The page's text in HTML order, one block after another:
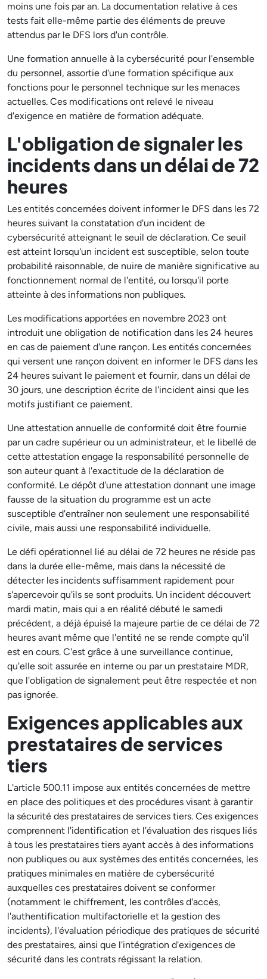
moins une fois par an. La documentation relative à ces
tests fait elle-même partie des éléments de preuve
attendus par le DFS lors d'un contrôle.
Une formation annuelle à la cybersécurité pour l'ensemble
du personnel, assortie d'une formation spécifique aux
fonctions pour le personnel technique sur les menaces
actuelles. Ces modifications ont relevé le niveau
d'exigence en matière de formation adéquate.
L'obligation de signaler les
incidents dans un délai de 72
heures
Les entités concernées doivent informer le DFS dans les 72
heures suivant la constatation d'un incident de
cybersécurité atteignant le seuil de déclaration. Ce seuil
est atteint lorsqu'un incident est susceptible, selon toute
probabilité raisonnable, de nuire de manière significative au
fonctionnement normal de l'entité, ou lorsqu'il porte
atteinte à des informations non publiques.
Les modifications apportées en novembre 2023 ont
introduit une obligation de notification dans les 24 heures
en cas de paiement d'une rançon. Les entités concernées
qui versent une rançon doivent en informer le DFS dans les
24 heures suivant le paiement et fournir, dans un délai de
30 jours, une description écrite de l'incident ainsi que les
motifs justifiant ce paiement.
Une attestation annuelle de conformité doit être fournie
par un cadre supérieur ou un administrateur, et le libellé de
cette attestation engage la responsabilité personnelle de
son auteur quant à l'exactitude de la déclaration de
conformité. Le dépôt d'une attestation donnant une image
fausse de la situation du programme est un acte
susceptible d'entraîner non seulement une responsabilité
civile, mais aussi une responsabilité individuelle.
Le défi opérationnel lié au délai de 72 heures ne réside pas
dans la durée elle-même, mais dans la nécessité de
détecter les incidents suffisamment rapidement pour
s'apercevoir qu'ils se sont produits. Un incident découvert
mardi matin, mais qui a en réalité débuté le samedi
précédent, a déjà épuisé la majeure partie de ce délai de 72
heures avant même que l'entité ne se rende compte qu'il
est en cours. C'est grâce à une surveillance continue,
qu'elle soit assurée en interne ou par un prestataire MDR,
que l'obligation de signalement peut être respectée et non
pas ignorée.
Exigences applicables aux
prestataires de services
tiers
L'article 500.11 impose aux entités concernées de mettre
en place des politiques et des procédures visant à garantir
la sécurité des prestataires de services tiers. Ces exigences
comprennent l'identification et l'évaluation des risques liés
à tous les prestataires tiers ayant accès à des informations
non publiques ou aux systèmes des entités concernées, les
pratiques minimales en matière de cybersécurité
auxquelles ces prestataires doivent se conformer
(notamment le chiffrement, les contrôles d'accès,
l'authentification multifactorielle et la gestion des
incidents), l'évaluation périodique des pratiques de sécurité
des prestataires, ainsi que l'intégration d'exigences de
sécurité dans les contrats régissant la relation.